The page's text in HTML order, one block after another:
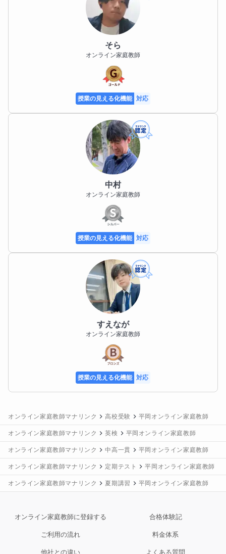
習時間の確保は大きな課題です。
ご家庭のご負担をできるだけ軽減しながら、限られた
時間で成果を出すために、優先順位を明確にした学習
無理な詰め込みではなく、継続できる学習リズムを重
指導では、「できなかったこと」よりも「前よりでき
るようになったこと」に目を向け、小さな成功体験を
積み重ねます。
その積み重ねが、英語への苦手意識を和らげ、自信と
学ぶ意欲につながると考えています。
不安や疑問があれば、どんなことでもご相談くださ
成績や英検、入試制度についてのご質問はもちろん、
ご家庭と連携しながら、お子さまの成長を長期的な視
点で支えてまいります。
英検対策、神奈川県高校入試、そして私立高校入試ま
お子さまの将来の選択肢を広げる英語学習を、責任を
持ってサポートいたします。
「何から始めたらいいかわからない」
「単語や文法を覚えても、テストになると点が取れな
「英検や入試が不安」
この授業では、ただ問題を解くだけではなく、**「ど
う考えれば解けるのか」「なぜその答えになるのか」*
*を一緒に確認しながら進めていきます。
英語は、やり方が分かると必ず伸びる教科です。
逆に、やり方が分からないまま頑張り続けると、どこ
かでつらくなってしまいます。
まず大切にしているのは、基礎をきちんと固めること
です。
単語・文法・基本文の理解は、英検でも定期テストで
も、高校入試でもすべての土台になります。
そら
オンライン家庭教師
授業の見える化機能 対応
中村
オンライン家庭教師
授業の見える化機能 対応
すえなが
オンライン家庭教師
授業の見える化機能 対応
オンライン家庭教師マナリンク 高校受験 平岡オンライン家庭教師
オンライン家庭教師マナリンク 英検 平岡オンライン家庭教師
オンライン家庭教師マナリンク 中高一貫 平岡オンライン家庭教師
オンライン家庭教師マナリンク 定期テスト 平岡オンライン家庭教師
オンライン家庭教師マナリンク 夏期講習 平岡オンライン家庭教師
オンライン家庭教師に登録する 合格体験記
ご利用の流れ 料金体系
他社との違い よくある質問